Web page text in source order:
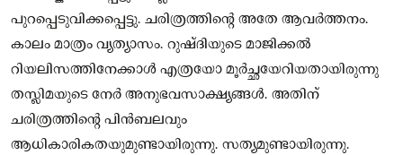
പുറപ്പെടുവിക്കപ്പെട്ടു. ചരിത്രത്തിന്റെ അതേ ആവർത്തനം.
കാലം മാത്രം വ്യത്യാസം. റുഷ്ദിയുടെ മാജിക്കൽ
റിയലിസത്തിനേക്കാൾ എത്രയോ മൂർച്ഛയേറിയതായിരുന്നു
തസ്ലിമയുടെ നേർ അനുഭവസാക്ഷ്യങ്ങൾ. അതിന്
ചരിത്രത്തിന്റെ പിൻബലവും
ആധികാരികതയുമുണ്ടായിരുന്നു. സത്യമുണ്ടായിരുന്നു.